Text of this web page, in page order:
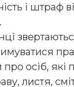
і штраф
про осіб, які
листя,